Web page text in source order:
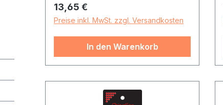
Regulärer Preis:
13,65 €
Preise inkl. MwSt. zzgl. Versandkosten
In den Warenkorb